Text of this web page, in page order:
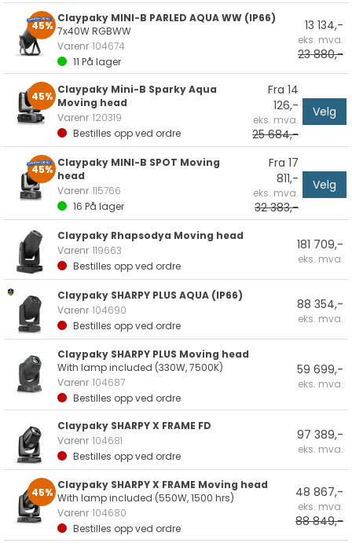
45%
Claypaky MINI-B PARLED AQUA WW (IP66)
7x40W RGBWW
Varenr 104674
11 På lager
13 134,-
eks. mva.
23 880,-
45% Claypaky Mini-B Sparky Aqua
Moving head
Varenr 120319
Bestilles opp ved ordre
Fra 14
126,-
eks. mva.
25 684,-
Velg
45% Claypaky MINI-B SPOT Moving
head
Varenr 115766
16 På lager
Fra 17
811,-
eks. mva.
32 383,-
Velg
Claypaky Rhapsodya Moving head
Varenr 119663
Bestilles opp ved ordre
181 709,-
eks. mva.
Claypaky SHARPY PLUS AQUA (IP66)
Varenr 104690
Bestilles opp ved ordre
88 354,-
eks. mva.
Claypaky SHARPY PLUS Moving head
With lamp included (330W, 7500K)
Varenr 104687
Bestilles opp ved ordre
59 699,-
eks. mva.
Claypaky SHARPY X FRAME FD
Varenr 104681
Bestilles opp ved ordre
97 389,-
eks. mva.
45%
Claypaky SHARPY X FRAME Moving head
With lamp included (550W, 1500 hrs)
Varenr 104680
Bestilles opp ved ordre
48 867,-
eks. mva.
88 849,-